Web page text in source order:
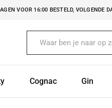
VOOR 16:00 BESTELD, VOLGENDE
Cognac Gin